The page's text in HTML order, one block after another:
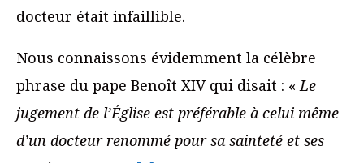
docteur était infaillible.
Nous connaissons évidemment la célèbre
phrase du pape Benoît XIV qui disait : «Le
jugement de l’Église est préférable à celui même
d’un docteur renommé pour sa sainteté et ses